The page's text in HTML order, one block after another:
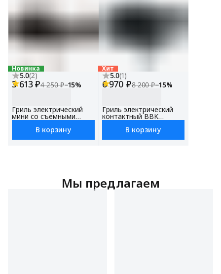
Новинка
5.0(2)
3 613 ₽4 250 ₽−15%
Гриль электрический
мини со съемными
дома, для шаурмы,
В корзину
Хит
5.0(1)
6 970 ₽8 200 ₽−15%
Гриль электрический
контактный BBK
мощность 2000 Вт,
В корзину
Мы предлагаем